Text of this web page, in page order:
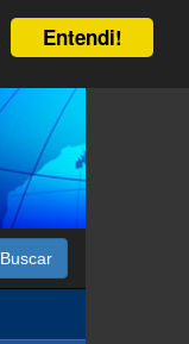
Entendi!
Buscar